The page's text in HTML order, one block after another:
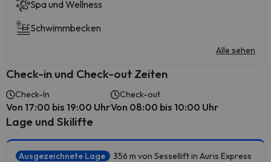
Spa und Wellness
Schwimmbecken
Alle sehen
Check-in und Check-out Zeiten
Check-In
Von 17:00 bis 19:00 Uhr
Check-out
Von 08:00 bis 10:00 Uhr
Lage und Skilifte
Ausgezeichnete Lage
356 m von Sessellift in Auris Express